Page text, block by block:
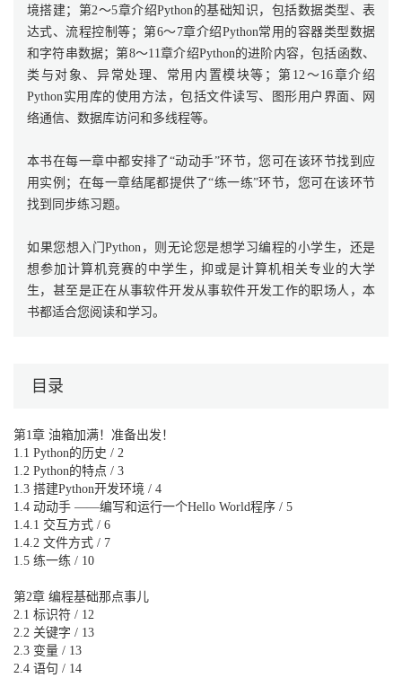
境搭建；第2～5章介绍Python的基础知识，包括数据类型、表
达式、流程控制等；第6～7章介绍Python常用的容器类型数据
和字符串数据；第8～11章介绍Python的进阶内容，包括函数、
类与对象、异常处理、常用内置模块等；第12～16章介绍
Python实用库的使用方法，包括文件读写、图形用户界面、网
络通信、数据库访问和多线程等。
本书在每一章中都安排了“动动手”环节，您可在该环节找到应
用实例；在每一章结尾都提供了“练一练”环节，您可在该环节
找到同步练习题。
如果您想入门Python，则无论您是想学习编程的小学生，还是
想参加计算机竞赛的中学生，抑或是计算机相关专业的大学
生，甚至是正在从事软件开发从事软件开发工作的职场人，本
书都适合您阅读和学习。
目录
第1章 油箱加满！准备出发！
1.1 Python的历史 / 2
1.2 Python的特点 / 3
1.3 搭建Python开发环境 / 4
1.4 动动手 ——编写和运行一个Hello World程序 / 5
1.4.1 交互方式 / 6
1.4.2 文件方式 / 7
1.5 练一练 / 10
第2章 编程基础那点事儿
2.1 标识符 / 12
2.2 关键字 / 13
2.3 变量 / 13
2.4 语句 / 14